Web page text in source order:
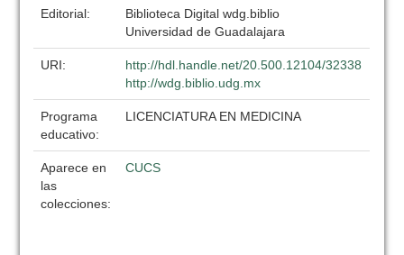
Editorial:
Biblioteca Digital wdg.biblio
Universidad de Guadalajara
URI:
http://hdl.handle.net/20.500.12104/32338
http://wdg.biblio.udg.mx
Programa
educativo:
LICENCIATURA EN MEDICINA
Aparece en
las
colecciones:
CUCS